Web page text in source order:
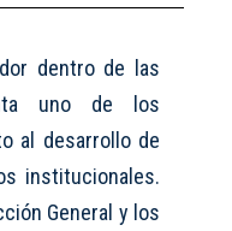
dentro de las
uno de los
al desarrollo de
institucionales.
General y los